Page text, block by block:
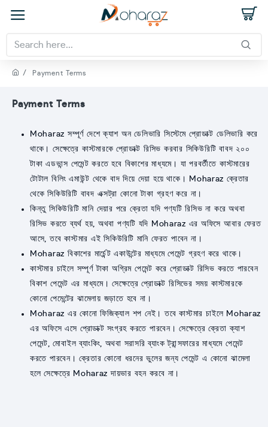
Payment Terms
Payment Terms
Moharaz সম্পূর্ণ দেশে ক্যাশ অন ডেলিভারি সিস্টেমে প্রোডাক্ট ডেলিভারি করে
থাকে। সেক্ষেত্রে কাস্টমারকে প্রোডাক্ট রিসিভ করবার সিকিউরিটি বাবদ ২০০
টাকা এডভান্স পেমেন্ট করতে হবে বিকাশের মাধ্যমে। যা পরবর্তীতে কাস্টমারের
টোটাল বিলিং এমাউন্ট থেকে বাদ দিয়ে দেয়া হয়ে থাকে। Moharaz ক্রেতার
থেকে সিকিউরিটি বাবদ এক্সট্রা কোনো টাকা গ্রহণ করে না।
কিন্তু সিকিউরিটি মানি দেয়ার পরে ক্রেতা যদি পণ্যটি রিসিভ না করে অথবা
রিসিভ করতে ব্যর্থ হয়, অথবা পণ্যটি যদি Moharaz এর অফিসে আবার ফেরত
আসে, তবে কাস্টমার এই সিকিউরিটি মানি ফেরত পাবেন না।
Moharaz বিকাশের মার্চেন্ট একাউন্টের মাধ্যমে পেমেন্ট গ্রহণ করে থাকে।
কাস্টমার চাইলে সম্পূর্ণ টাকা অগ্রিম পেমেন্ট করে প্রোডাক্ট রিসিভ করতে পারবেন
বিকাশ পেমেন্ট এর মাধ্যমে। সেক্ষেত্রে প্রোডাক্ট রিসিভের সময় কাস্টমারকে
কোনো পেমেন্টের ঝামেলায় জড়াতে হবে না।
Moharaz এর কোনো ফিজিক্যাল শপ নেই। তবে কাস্টমার চাইলে Moharaz
এর অফিসে এসে প্রোডাক্ট সংগ্রহ করতে পারবেন। সেক্ষেত্রে ক্রেতা ক্যাশ
পেমেন্ট, মোবাইল ব্যাংকিং, অথবা সরাসরি ব্যাংক ট্রান্সফারের মাধ্যমে পেমেন্ট
করতে পারবেন। ক্রেতার কোনো ধরনের ভুলের জন্য পেমেন্ট এ কোনো ঝামেলা
হলে সেক্ষেত্রে Moharaz দায়ভার বহন করবে না।